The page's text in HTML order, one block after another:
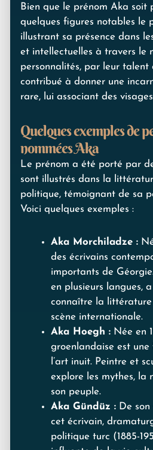
Bien que le prénom Aka soit
quelques figures notables le
illustrant sa présence dans
et intellectuelles à travers le
personnalités, par leur talent
contribué à donner une
rare, lui associant des
Quelques exemples de
nommées Aka
Le prénom a été porté par
sont illustrés dans la
politique, témoignant de sa
Voici quelques exemples :
Aka Morchiladze :
des écrivains
importants de
en plusieurs langues,
connaître la
scène internationale.
Aka Hoegh : Née en
groenlandaise est
l’art inuit. Peintre et
explore les mythes, la
son peuple.
Aka Gündüz : De
cet écrivain,
politique turc (1885-